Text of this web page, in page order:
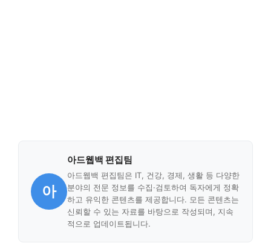
아
아드웹백 편집팀
아드웹백 편집팀은 IT, 건강, 경제, 생활 등 다양한
분야의 전문 정보를 수집·검토하여 독자에게 정확
하고 유익한 콘텐츠를 제공합니다. 모든 콘텐츠는
신뢰할 수 있는 자료를 바탕으로 작성되며, 지속
적으로 업데이트됩니다.